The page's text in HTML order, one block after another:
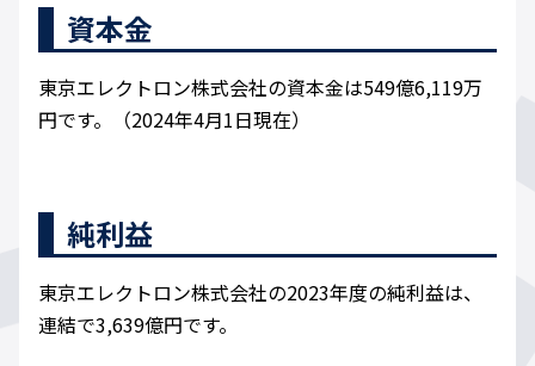
資本金
東京エレクトロン株式会社の資本金は549億6,119万
円です。（2024年4月1日現在）
純利益
東京エレクトロン株式会社の2023年度の純利益は、
連結で3,639億円です。